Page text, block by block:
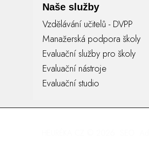
Naše služby
Vzdělávání učitelů - DVPP
Manažerská podpora školy
Evaluační služby pro školy
Evaluační nástroje
Evaluační studio